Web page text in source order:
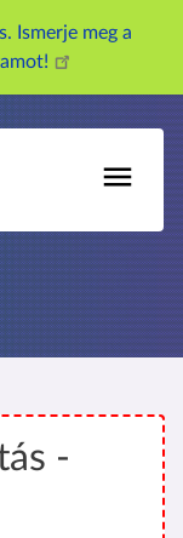
Ismerje meg a
-